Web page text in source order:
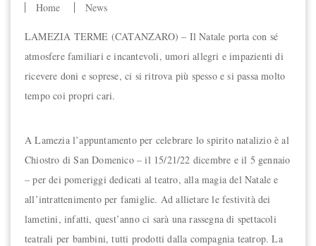
Home News
LAMEZIA TERME (CATANZARO) – Il Natale porta con sé
atmosfere familiari e incantevoli, umori allegri e impazienti di
ricevere doni e soprese, ci si ritrova più spesso e si passa molto
tempo coi propri cari.
A Lamezia l’appuntamento per celebrare lo spirito natalizio è al
Chiostro di San Domenico – il 15/21/22 dicembre e il 5 gennaio
– per dei pomeriggi dedicati al teatro, alla magia del Natale e
all’intrattenimento per famiglie. Ad allietare le festività dei
lametini, infatti, quest’anno ci sarà una rassegna di spettacoli
teatrali per bambini, tutti prodotti dalla compagnia teatrop. La